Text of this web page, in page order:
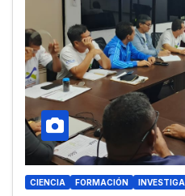
CIENCIA FORMACIÓN